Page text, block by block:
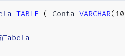
('tempdb..##Tabela') IS NOT
TABLE ( Conta VARCHAR( 100